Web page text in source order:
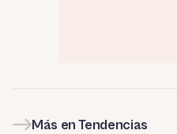
Más en Tendencias